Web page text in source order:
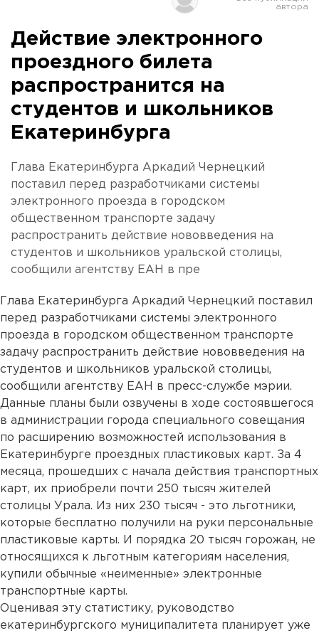
Действие электронного
проездного билета
распространится на
студентов и школьников
Екатеринбурга
Глава Екатеринбурга Аркадий Чернецкий
поставил перед разработчиками системы
электронного проезда в городском
общественном транспорте задачу
распространить действие нововведения на
студентов и школьников уральской столицы,
сообщили агентству ЕАН в пре
Глава Екатеринбурга Аркадий Чернецкий поставил
перед разработчиками системы электронного
проезда в городском общественном транспорте
задачу распространить действие нововведения на
студентов и школьников уральской столицы,
сообщили агентству ЕАН в пресс-службе мэрии.
Данные планы были озвучены в ходе состоявшегося
в администрации города специального совещания
по расширению возможностей использования в
Екатеринбурге проездных пластиковых карт. За 4
месяца, прошедших с начала действия транспортных
карт, их приобрели почти 250 тысяч жителей
столицы Урала. Из них 230 тысяч - это льготники,
которые бесплатно получили на руки персональные
пластиковые карты. И порядка 20 тысяч горожан, не
относящихся к льготным категориям населения,
купили обычные «неименные» электронные
транспортные карты.
Оценивая эту статистику, руководство
екатеринбургского муниципалитета планирует уже